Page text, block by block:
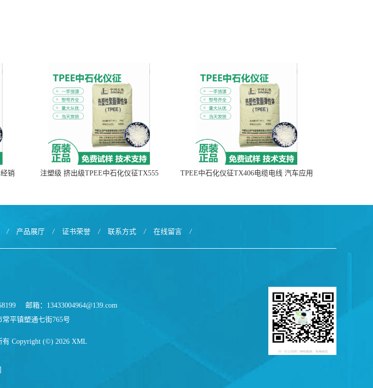
销 注塑级 挤出级TPEE中石化仪征TX555 TPEE中石化仪征TX406电缆电线 汽车应用
/ 产品展厅 / 证书荣誉 / 联系方式 / 在线留言 /
邮箱： 13433004964@139.com
平镇塑通七街765号
有 Copyright (©) 2026 XML